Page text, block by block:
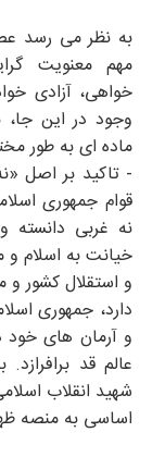
به نظر می رسد
مهم معنویت
خواهی، آزادی
وجود در این جا،
ماده ای به طور
- تاکید بر اصل
قوام جمهورى
نه غربى
خیانت به اسلام
و استقلال کشور و
دارد، جمهوری
و آرمان های خود
عالم قد
شهید انقلاب
اساسی به منصه